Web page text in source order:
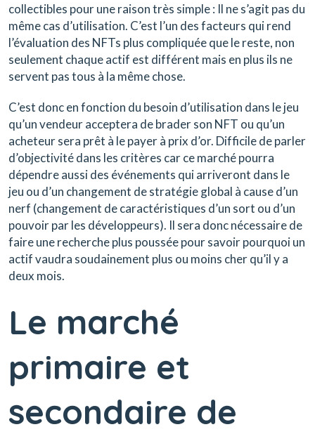
collectibles pour une raison très simple : Il ne s’agit pas du
même cas d’utilisation. C’est l’un des facteurs qui rend
l’évaluation des NFTs plus compliquée que le reste, non
seulement chaque actif est différent mais en plus ils ne
servent pas tous à la même chose.
C’est donc en fonction du besoin d’utilisation dans le jeu
qu’un vendeur acceptera de brader son NFT ou qu’un
acheteur sera prêt à le payer à prix d’or. Difficile de parler
d’objectivité dans les critères car ce marché pourra
dépendre aussi des événements qui arriveront dans le
jeu ou d’un changement de stratégie global à cause d’un
nerf (changement de caractéristiques d’un sort ou d’un
pouvoir par les développeurs). Il sera donc nécessaire de
faire une recherche plus poussée pour savoir pourquoi un
actif vaudra soudainement plus ou moins cher qu’il y a
deux mois.
Le marché
primaire et
secondaire de